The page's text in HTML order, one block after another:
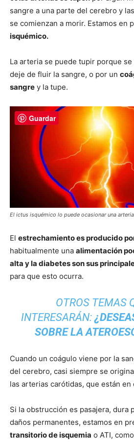
sangre a una parte del cerebro y
se comienzan a morir. Estamos en
isquémico.
La arteria se puede tupir porque
deje de fluir la sangre, o por un
sangre y la tupe.
El ictus isquémico lo puede ocasionar una
El estrechamiento es producido
habitualmente una alimentación
alta y la diabetes son sus
para que esto ocurra.
OTROS TEMAS
INTERESARÁN:
SOBRE LA
Cuando un coágulo viene por la
del cerebro, casi siempre se
las arterias carótidas, que están en
Si la obstrucción es pasajera, dura
daños permanentes, estamos en
transitorio de isquemia o ATI,
Guardar